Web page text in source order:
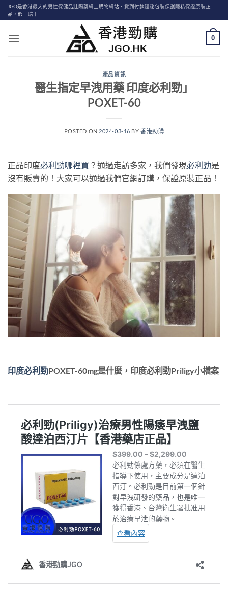
Skip
to
JGO是香港最大的男性保健品壯陽藥網上購物網站、貨到付款隱秘包裝保護隱私保證原裝正
品，假一賠十
0
產品資訊
醫生指定早洩用藥 印度必利勁」
POXET-60
POSTED ON 2024-03-16 BY香港勁購
正品印度必利勁哪裡買 ？通過走訪多家，我們發現必利勁是
沒有販賣的！大家可以通過我們官網訂購，保證原裝正品！
印度必利勁POXET-60mg是什麼，印度必利勁Priligy小檔案